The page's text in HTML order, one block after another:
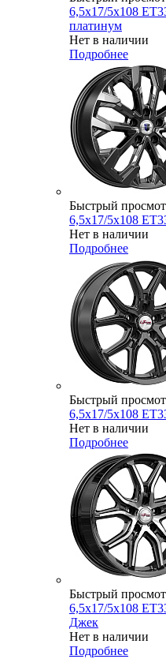
6,5x17/5x108
платинум
Нет в наличии
Подробнее
Быстрый
6,5x17/5x108
Нет в наличии
Подробнее
Быстрый
6,5x17/5x108
Нет в наличии
Подробнее
Быстрый
6,5x17/5x108
Джек
Нет в наличии
Подробнее